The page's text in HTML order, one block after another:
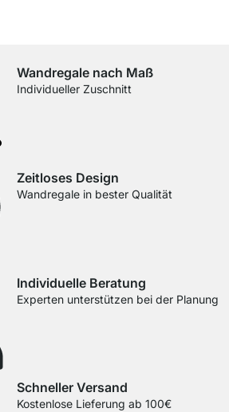
Wandregale nach Maß
Individueller Zuschnitt
Zeitloses Design
Wandregale in bester Qualität
Individuelle Beratung
Experten unterstützen bei der Planung
Schneller Versand
Kostenlose Lieferung ab 100€